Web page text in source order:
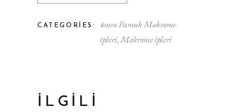
CATEGORIES:
4mm Pamuk Makrome
ipleri,Makrome ipleri
İLGILI